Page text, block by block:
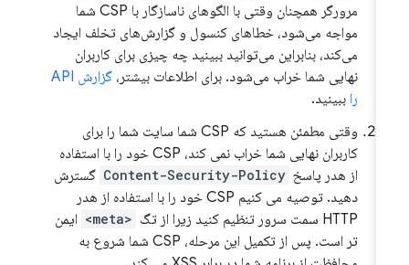
مرورگر همچنان وقتی با الگوهای ناسازگار با CSP شما
مواجه می‌شود، خطاهای کنسول و گزارش‌های تخلف ایجاد
می‌کند، بنابراین می‌توانید ببینید چه چیزی برای کاربران
نهایی شما خراب می‌شود. برای اطلاعات بیشتر،
گزارش API
ببینید.
وقتی مطمئن هستید که CSP شما سایت شما را برای
کاربران نهایی شما خراب نمی کند، CSP خود را با استفاده
از هدر پاسخ Content-Security-Policy گسترش
دهید. توصیه می کنیم CSP خود را با استفاده از هدر
HTTP سمت سرور تنظیم کنید زیرا از تگ
<meta>
ایمن
تر است. پس از تکمیل این مرحله، CSP شما شروع به